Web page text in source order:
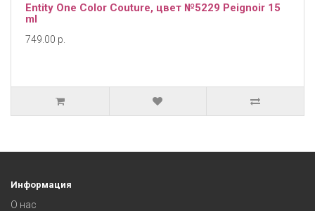
Entity One Color Couture, цвет №5229 Peignoir 15
ml
749.00 р.
Информация
О нас